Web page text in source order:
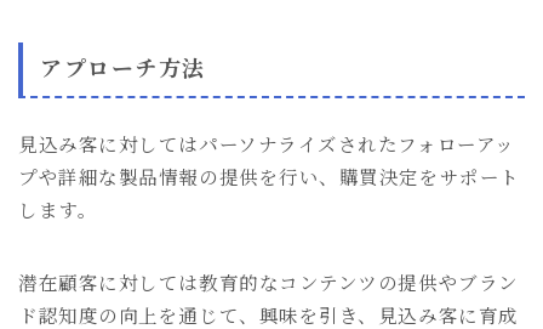
アプローチ方法
見込み客に対してはパーソナライズされたフォローアッ
プや詳細な製品情報の提供を行い、購買決定をサポート
します。
潜在顧客に対しては教育的なコンテンツの提供やブラン
ド認知度の向上を通じて、興味を引き、見込み客に育成